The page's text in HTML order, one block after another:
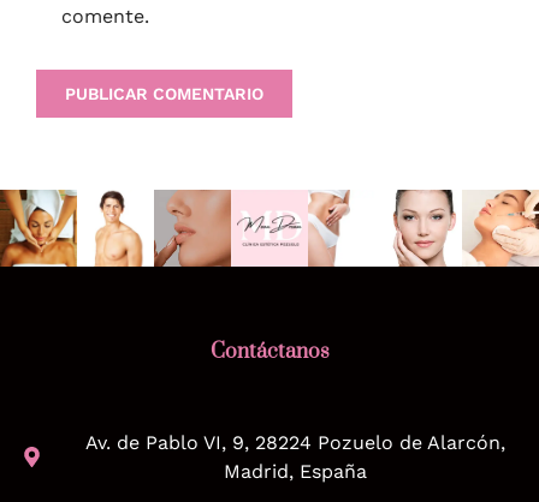
comente.
Contáctanos
Av. de Pablo VI, 9, 28224 Pozuelo de Alarcón,
Madrid, España